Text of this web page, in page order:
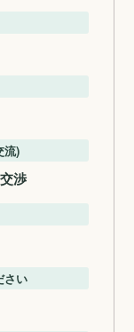
流)
渉
さい